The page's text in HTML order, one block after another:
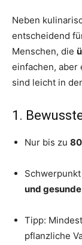
Neben
entscheidend
Menschen, die
einfachen, aber
sind leicht in
1.
Nur bis zu
und
Tipp:
pflanzliche